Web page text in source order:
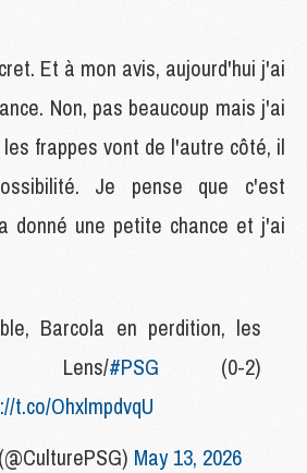
Et à mon avis, aujourd'hui j'ai
Non, pas beaucoup mais j'ai
frappes vont de l'autre côté, il
Je pense que c'est
donné une petite chance et j'ai
Barcola en perdition, les
Lens/#PSG (0-2)
t.co/OhxlmpdvqU
May 13, 2026